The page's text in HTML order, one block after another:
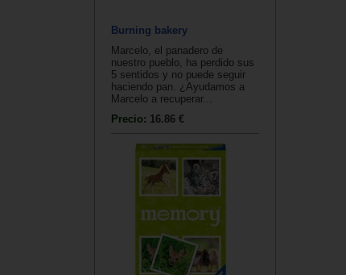
Burning bakery
Marcelo, el panadero de
nuestro pueblo, ha perdido sus
5 sentidos y no puede seguir
haciendo pan. ¿Ayudamos a
Marcelo a recuperar...
Precio: 16.86 €